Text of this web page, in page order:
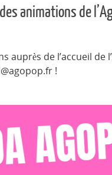
animations de
auprès de l’accueil de
!